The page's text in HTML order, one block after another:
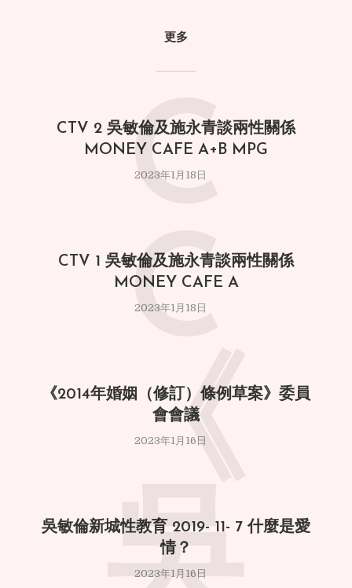
更多
CTV 2 吳敏倫及施永青談兩性關係
MONEY CAFE A+B MPG
2023年1月18日
C
CTV 1 吳敏倫及施永青談兩性關係
MONEY CAFE A
2023年1月18日
C
《2014年婚姻（修訂）條例草案》委員
會會議
2023年1月16日
《
吳敏倫新城性教育 2019- 11- 7 什麼是愛
情？
2023年1月16日